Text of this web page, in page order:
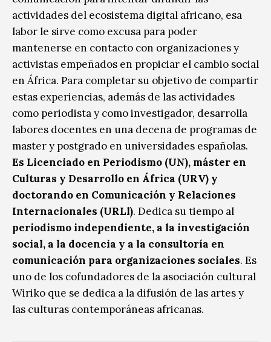
actividades del ecosistema digital africano, esa
labor le sirve como excusa para poder
mantenerse en contacto con organizaciones y
activistas empeñados en propiciar el cambio social
en África. Para completar su objetivo de compartir
estas experiencias, además de las actividades
como periodista y como investigador, desarrolla
labores docentes en una decena de programas de
master y postgrado en universidades españolas.
Es Licenciado en Periodismo (UN), máster en
Culturas y Desarrollo en África (URV) y
doctorando en Comunicación y Relaciones
Internacionales (URLl). Dedica su tiempo al
periodismo independiente, a la investigación
social, a la docencia y a la consultoría en
comunicación para organizaciones sociales. Es
uno de los cofundadores de la asociación cultural
Wiriko que se dedica a la difusión de las artes y
las culturas contemporáneas africanas.